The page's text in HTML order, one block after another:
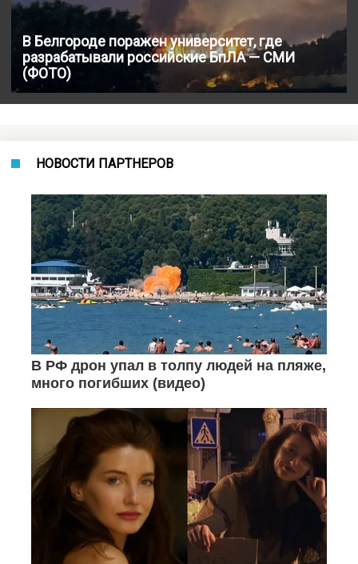
В Белгороде поражен университет, где
разрабатывали российские БпЛА — СМИ
(ФОТО)
НОВОСТИ ПАРТНЕРОВ